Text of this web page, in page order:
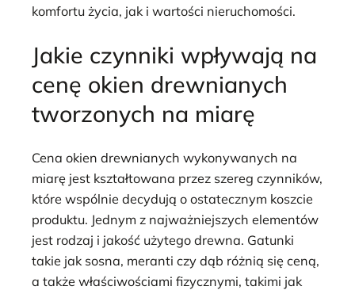
komfortu życia, jak i wartości nieruchomości.
Jakie czynniki wpływają na
cenę okien drewnianych
tworzonych na miarę
Cena okien drewnianych wykonywanych na
miarę jest kształtowana przez szereg czynników,
które wspólnie decydują o ostatecznym koszcie
produktu. Jednym z najważniejszych elementów
jest rodzaj i jakość użytego drewna. Gatunki
takie jak sosna, meranti czy dąb różnią się ceną,
a także właściwościami fizycznymi, takimi jak